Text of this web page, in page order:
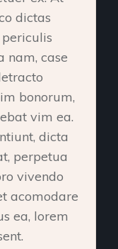
dictas
nam, case
bonorum,
vim ea.
dicta
perpetua
vivendo
acomodare
ea, lorem